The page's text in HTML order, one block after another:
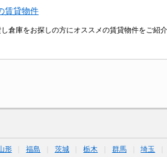
賃貸物件
倉庫をお探しの方にオススメの賃貸物件をご紹
形 福島 茨城 栃木 群馬 埼玉